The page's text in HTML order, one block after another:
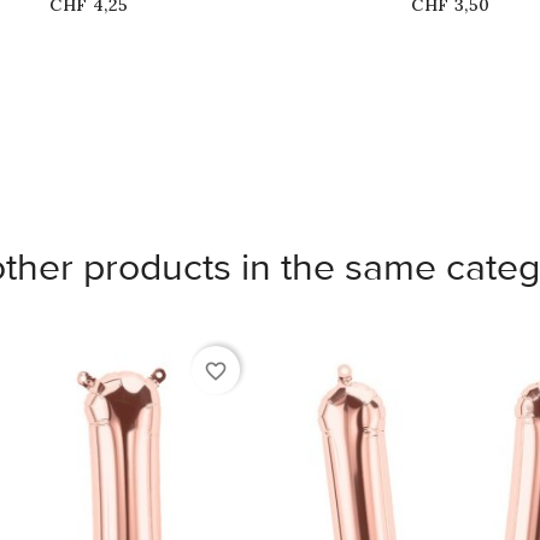
CHF 4,25 CHF 3,50
products in the same
favorite_border